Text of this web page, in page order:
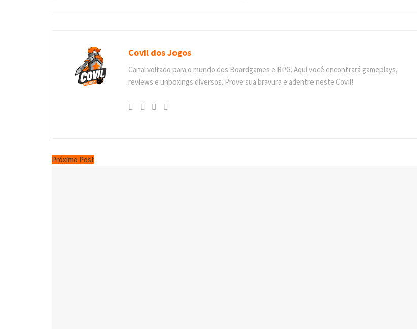
Covil dos Jogos
Canal voltado para o mundo dos Boardgames e RPG. Aqui você encontrará gameplays,
reviews e unboxings diversos. Prove sua bravura e adentre neste Covil!
Próximo Post